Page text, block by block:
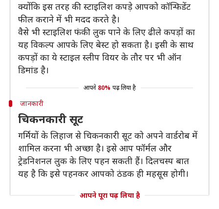
क्योंकि इस तरह की स्टाइलिश कपड़े आपको कॉन्फिडेंट
फील कराने में भी मदद करते है।
वैसे भी स्टाइलिश फंकी लुक पाने के लिए ढीले कपड़ों का
यह विकल्प आपके लिए बेस्ट हो सकता है। इसी के साथ
कपड़ों का ये स्टाइल स्लीप वियर के तौर पर भी ऑन
डिमांड है।
आपने 80% पढ़ लिया है
जानकारी
चिकनकारी सूट
गर्मियों के लिहाज से चिकनकारी सूट को अपने वार्डरोब में
शामिल करना भी अच्छा है। इसे आप फॉर्मल और
ट्रेडनिशनल लुक के लिए पहन सकती हैं। दिलचस्प बात
यह है कि इसे पहनकर आपको ठंडक ही महसूस होगी।
आपने पूरा पढ़ लिया है